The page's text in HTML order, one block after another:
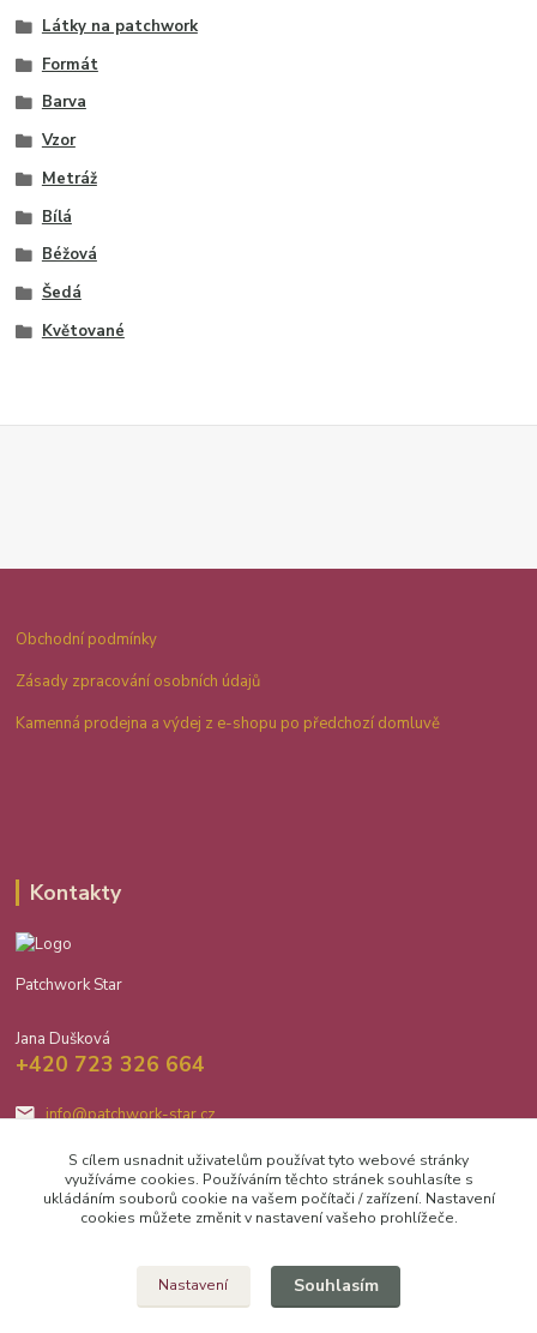
Látky na patchwork
Formát
Barva
Vzor
Metráž
Bílá
Béžová
Šedá
Květované
Obchodní podmínky
Zásady zpracování osobních údajů
Kamenná prodejna a výdej z e-shopu po předchozí domluvě
Kontakty
Patchwork Star
Jana Dušková
+420 723 326 664
info@patchwork-star.cz
Upravit sběr cookies.
S cílem usnadnit uživatelům používat tyto webové stránky
využíváme cookies. Používáním těchto stránek souhlasíte s
ukládáním souborů cookie na vašem počítači / zařízení. Nastavení
cookies můžete změnit v nastavení vašeho prohlížeče.
Nastavení Souhlasím